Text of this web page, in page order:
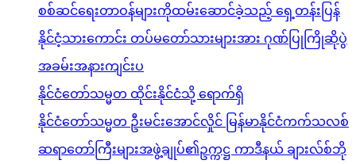
စစ်ဆင်ရေးတာဝန်များကိုထမ်းဆောင်ခဲ့သည့် ရှေ့တန်းပြန်
နိုင်ငံ့သားကောင်း တပ်မတော်သားများအား ဂုဏ်ပြုကြိုဆိုပွဲ
အခမ်းအနားကျင်းပ
နိုင်ငံတော်သမ္မတ ထိုင်းနိုင်ငံသို့ ရောက်ရှိ
နိုင်ငံတော်သမ္မတ ဦးမင်းအောင်လှိုင် မြန်မာနိုင်ငံကက်သလစ်
ဆရာတော်ကြီးများအဖွဲ့ချုပ်၏ဥက္ကဋ္ဌ ကာဒီနယ် ချားလ်စ်ဘို